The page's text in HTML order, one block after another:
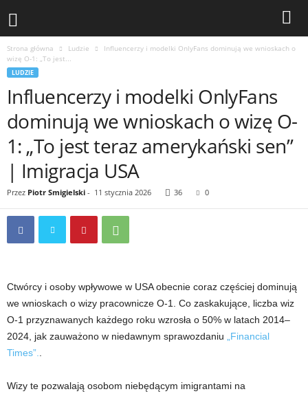
Strona główna Ludzie
Influencerzy i modelki OnlyFans dominują we wnioskach o
wizę O-1: „To jest...
LUDZIE
Influencerzy i modelki OnlyFans
dominują we wnioskach o wizę O-
1: „To jest teraz amerykański sen”
| Imigracja USA
Przez Piotr Smigielski - 11 stycznia 2026 36 0
Ctwórcy i osoby wpływowe w USA obecnie coraz częściej dominują
we wnioskach o wizy pracownicze O-1. Co zaskakujące, liczba wiz
O-1 przyznawanych każdego roku wzrosła o 50% w latach 2014–
2024, jak zauważono w niedawnym sprawozdaniu
„Financial
Times”.
Wizy te pozwalają osobom niebędącym imigrantami na